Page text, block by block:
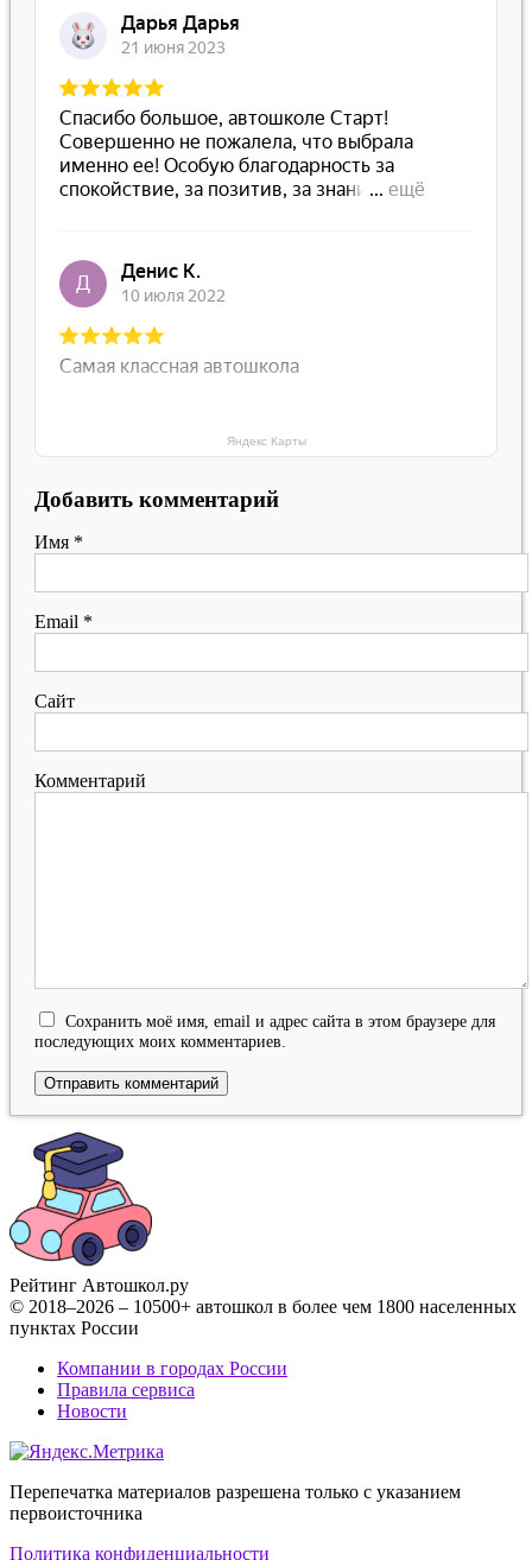
Яндекс Карты
Добавить комментарий
Имя *
Email *
Сайт
Комментарий
Сохранить моё имя, email и адрес сайта в этом браузере для
последующих моих комментариев.
Рейтинг Автошкол.ру
© 2018–2026 – 10500+ автошкол в более чем 1800 населенных
пунктах России
Компании в городах России
Правила сервиса
Новости
Перепечатка материалов разрешена только с указанием
первоисточника
Политика конфиденциальности